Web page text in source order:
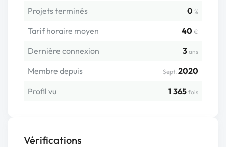
Projets terminés 0 %
Tarif horaire moyen 40 €
Dernière connexion 3 ans
Membre depuis Sept. 2020
Profil vu
1 365 fois
Vérifications